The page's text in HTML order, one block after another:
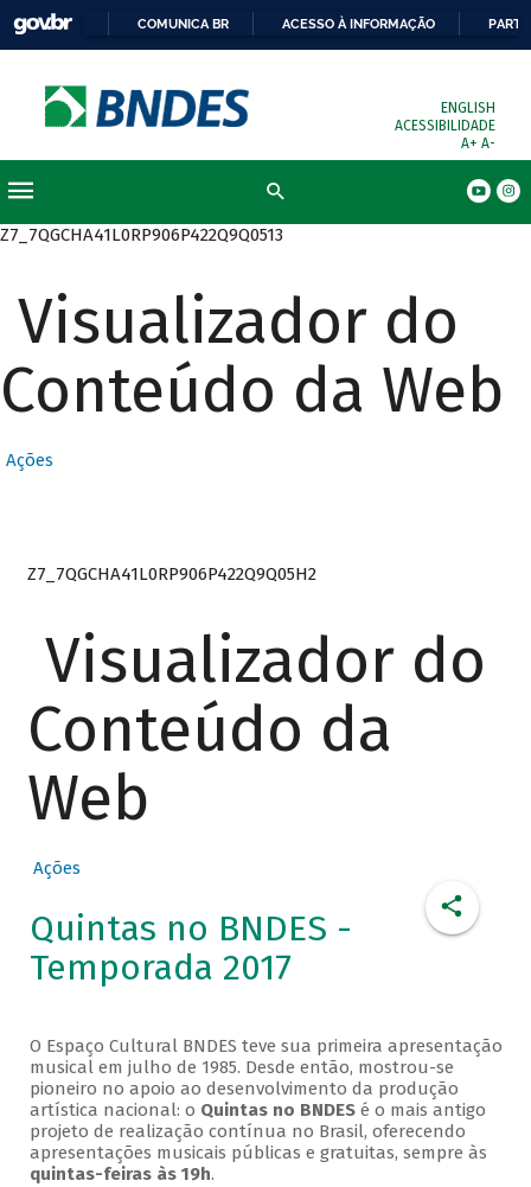
COMUNICA BR ACESSO À INFORMAÇÃO
ENGLISH
ACESSIBILIDADE
A+ A-
Z7_7QGCHA41L0RP906P422Q9Q0513
Visualizador do
Conteúdo da Web
Ações
Z7_7QGCHA41L0RP906P422Q9Q05H2
Visualizador do
Conteúdo da
Web
Ações
Quintas no BNDES -
Temporada 2017
O Espaço Cultural BNDES teve sua primeira apresentação
musical em julho de 1985. Desde então, mostrou-se
pioneiro no apoio ao desenvolvimento da produção
artística nacional: o Quintas no BNDESé o mais antigo
projeto de realização contínua no Brasil, oferecendo
apresentações musicais públicas e gratuitas, sempre às
quintas-feiras às 19h.